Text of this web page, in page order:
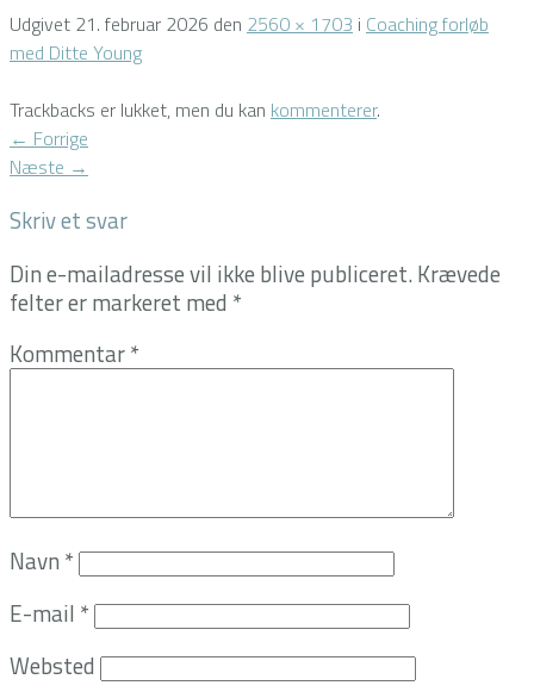
Udgivet 21. februar 2026 den 2560 × 1703 i Coaching forløb
med Ditte Young
Trackbacks er lukket, men du kan kommenterer.
← Forrige
Næste →
Skriv et svar
Din e-mailadresse vil ikke blive publiceret. Krævede
felter er markeret med *
Kommentar*
Navn *
E-mail *
Websted